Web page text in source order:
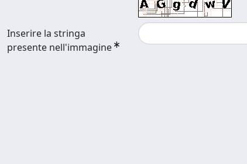
Inserire la stringa
presente nell'immagine